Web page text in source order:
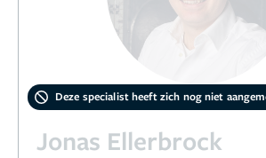
Deze specialist heeft zich nog niet
Jonas Ellerbrock